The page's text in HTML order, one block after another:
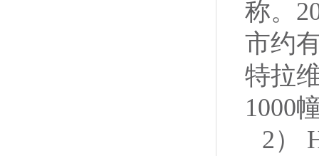
称。
市约
特拉
1000
2）